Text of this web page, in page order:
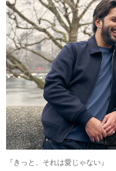
『きっと、それは愛じゃない』